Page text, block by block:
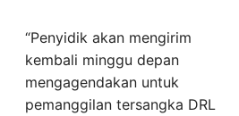
“Penyidik akan mengirim
kembali minggu depan
mengagendakan untuk
pemanggilan tersangka DRL